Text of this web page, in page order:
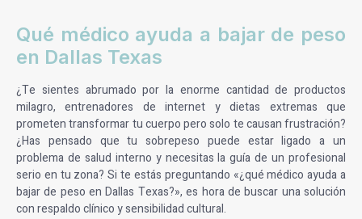
Qué médico ayuda a bajar de peso
en Dallas Texas
¿Te sientes abrumado por la enorme cantidad de productos
milagro, entrenadores de internet y dietas extremas que
prometen transformar tu cuerpo pero solo te causan frustración?
¿Has pensado que tu sobrepeso puede estar ligado a un
problema de salud interno y necesitas la guía de un profesional
serio en tu zona? Si te estás preguntando «¿qué médico ayuda a
bajar de peso en Dallas Texas?», es hora de buscar una solución
con respaldo clínico y sensibilidad cultural.